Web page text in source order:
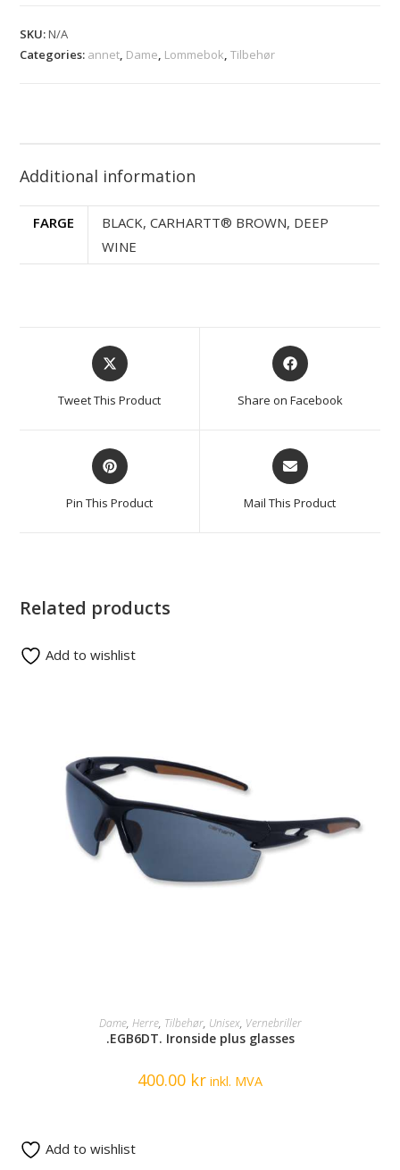
SKU:N/A
Categories: annet, Dame, Lommebok,Tilbehør
Additional information
FARGE
BLACK, CARHARTT® BROWN, DEEP
WINE
Tweet This Product Share on Facebook
Pin This Product Mail This Product
Related products
SELECT OPTIONS
Dame, Herre, Tilbehør, Unisex, Vernebriller
.EGB6DT. Ironside plus glasses
400.00 kr inkl. MVA
Add to wishlist
Add to wishlist